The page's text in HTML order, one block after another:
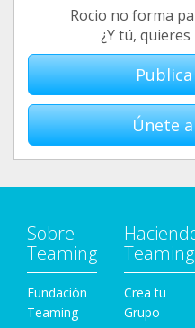
Rocio no forma
¿Y tú,
Únete
Sobre
Teaming
Fundación
Teaming
Teaming
Crea tu
Grupo